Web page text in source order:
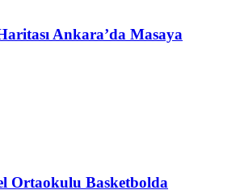
Ankara’da Masaya
Ortaokulu Basketbolda